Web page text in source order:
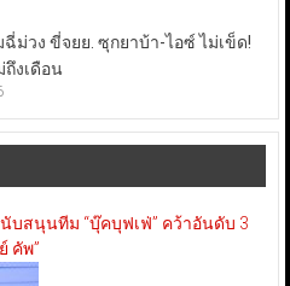
ม่วง ขี่จยย. ซุกยาบ้า-ไอซ์ ไม่เข็ด!
ถึงเดือน
บสนุนทีม “บุ๊คบุฟเฟ่” คว้าอันดับ 3
คัพ”